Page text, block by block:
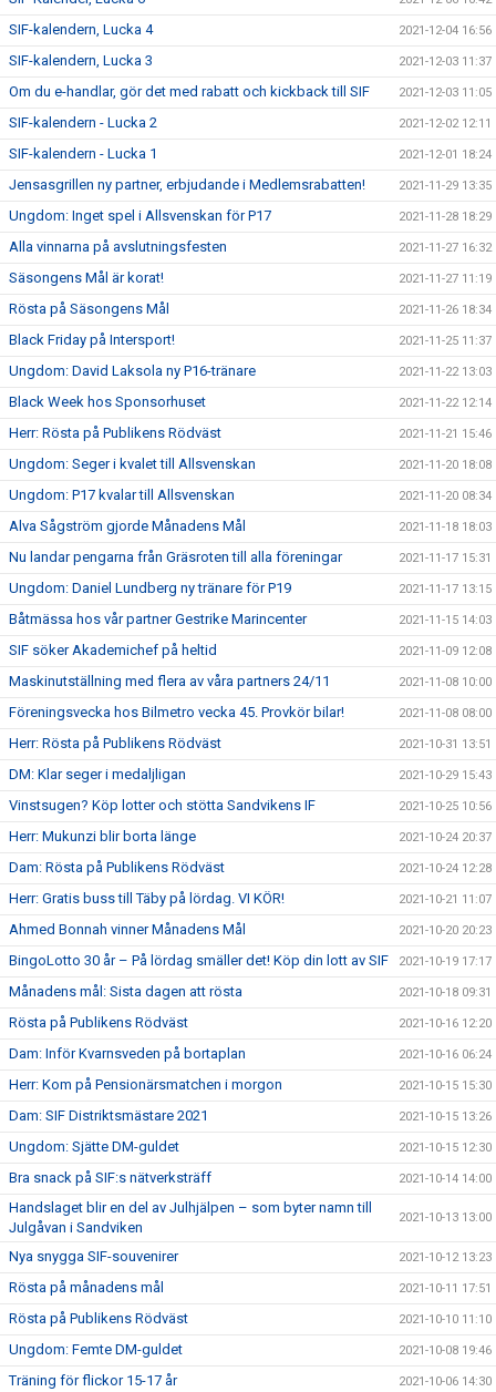
SIF-kalendern, Lucka 4 2021-12-04 16:56
SIF-kalendern, Lucka 3 2021-12-03 11:37
Om du e-handlar, gör det med rabatt och kickback till SIF 2021-12-03 11:05
SIF-kalendern - Lucka 2 2021-12-02 12:11
SIF-kalendern - Lucka 1 2021-12-01 18:24
Jensasgrillen ny partner, erbjudande i Medlemsrabatten! 2021-11-29 13:35
Ungdom: Inget spel i Allsvenskan för P17 2021-11-28 18:29
Alla vinnarna på avslutningsfesten 2021-11-27 16:32
Säsongens Mål är korat! 2021-11-27 11:19
Rösta på Säsongens Mål 2021-11-26 18:34
Black Friday på Intersport! 2021-11-25 11:37
Ungdom: David Laksola ny P16-tränare 2021-11-22 13:03
Black Week hos Sponsorhuset 2021-11-22 12:14
Herr: Rösta på Publikens Rödväst 2021-11-21 15:46
Ungdom: Seger i kvalet till Allsvenskan 2021-11-20 18:08
Ungdom: P17 kvalar till Allsvenskan 2021-11-20 08:34
Alva Sågström gjorde Månadens Mål 2021-11-18 18:03
Nu landar pengarna från Gräsroten till alla föreningar 2021-11-17 15:31
Ungdom: Daniel Lundberg ny tränare för P19 2021-11-17 13:15
Båtmässa hos vår partner Gestrike Marincenter 2021-11-15 14:03
SIF söker Akademichef på heltid 2021-11-09 12:08
Maskinutställning med flera av våra partners 24/11 2021-11-08 10:00
Föreningsvecka hos Bilmetro vecka 45. Provkör bilar! 2021-11-08 08:00
Herr: Rösta på Publikens Rödväst 2021-10-31 13:51
DM: Klar seger i medaljligan 2021-10-29 15:43
Vinstsugen? Köp lotter och stötta Sandvikens IF 2021-10-25 10:56
Herr: Mukunzi blir borta länge 2021-10-24 20:37
Dam: Rösta på Publikens Rödväst 2021-10-24 12:28
Herr: Gratis buss till Täby på lördag. VI KÖR! 2021-10-21 11:07
Ahmed Bonnah vinner Månadens Mål 2021-10-20 20:23
BingoLotto 30 år – På lördag smäller det! Köp din lott av SIF 2021-10-19 17:17
Månadens mål: Sista dagen att rösta 2021-10-18 09:31
Rösta på Publikens Rödväst 2021-10-16 12:20
Dam: Inför Kvarnsveden på bortaplan 2021-10-16 06:24
Herr: Kom på Pensionärsmatchen i morgon 2021-10-15 15:30
Dam: SIF Distriktsmästare 2021 2021-10-15 13:26
Ungdom: Sjätte DM-guldet 2021-10-15 12:30
Bra snack på SIF:s nätverksträff 2021-10-14 14:00
Handslaget blir en del av Julhjälpen – som byter namn till
Julgåvan i Sandviken
2021-10-13 13:00
Nya snygga SIF-souvenirer 2021-10-12 13:23
Rösta på månadens mål 2021-10-11 17:51
Rösta på Publikens Rödväst 2021-10-10 11:10
Ungdom: Femte DM-guldet 2021-10-08 19:46
Träning för flickor 15-17 år 2021-10-06 14:30